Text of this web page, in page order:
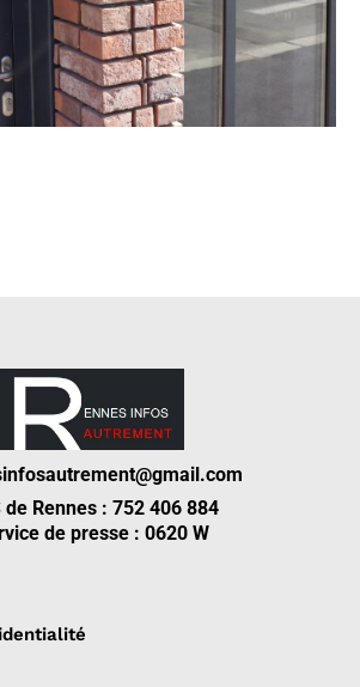
de Rennes : 752 406 884
de presse : 0620 W